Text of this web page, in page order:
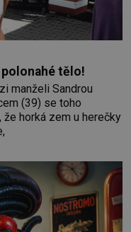
polonahé tělo!
manželi Sandrou
(39) se toho
horká zem u herečky